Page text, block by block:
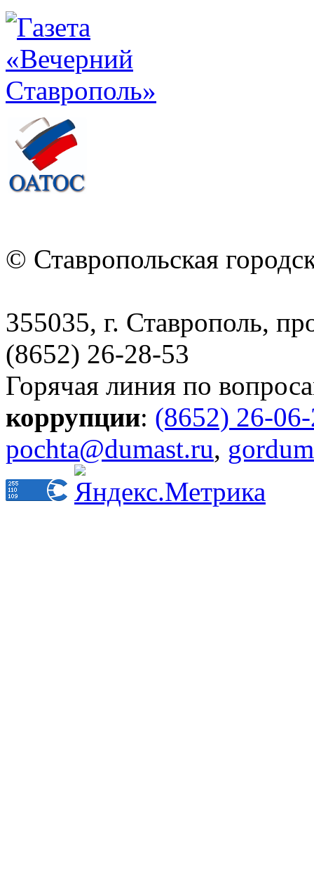
© Ставропольская
355035, г. Ставрополь,
(8652) 26-28-53
Горячая линия по
коррупции: (8652) 26-
pochta@dumast.ru,